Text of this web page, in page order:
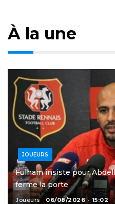
À la une
JOUEURS
Fulham insiste pour
ferme la porte
Joueurs 06/08/2026 - 15:02